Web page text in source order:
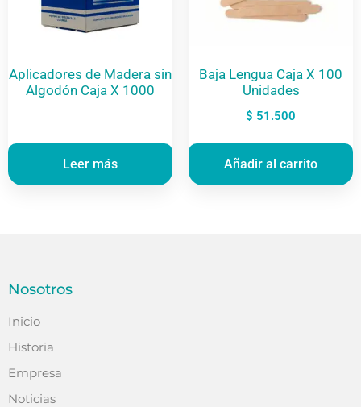
Aplicadores de Madera sin
Algodón Caja X 1000
Leer más
Baja Lengua Caja X 100
Unidades
$ 51.500
Añadir al carrito
Nosotros
Inicio
Historia
Empresa
Noticias